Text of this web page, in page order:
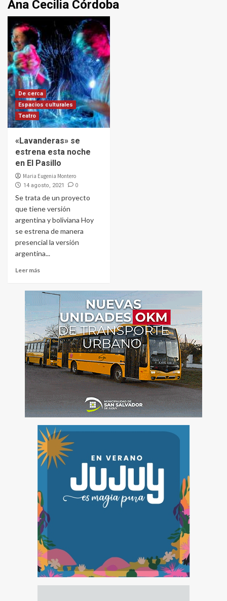
Ana Cecilia Córdoba
De cerca
Espacios culturales
Teatro
«Lavanderas» se
estrena esta noche
en El Pasillo
Maria Eugenia Montero
14 agosto, 2021 0
Se trata de un proyecto
que tiene versión
argentina y boliviana Hoy
se estrena de manera
presencial la versión
argentina...
Leer más